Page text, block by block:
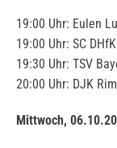
19:00 Uhr: Eulen
19:00 Uhr: SC
19:30 Uhr: TSV
20:00 Uhr: DJK
Mittwoch,